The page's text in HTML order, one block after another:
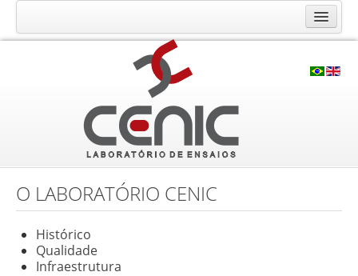
O Laboratório CENIC
Infraestrutura
Ensaios e Análises
Calibração RBC
Consultoria e Cursos
Contato
Solicite seu orçamento
O LABORATÓRIO CENIC
Histórico
Qualidade
Infraestrutura